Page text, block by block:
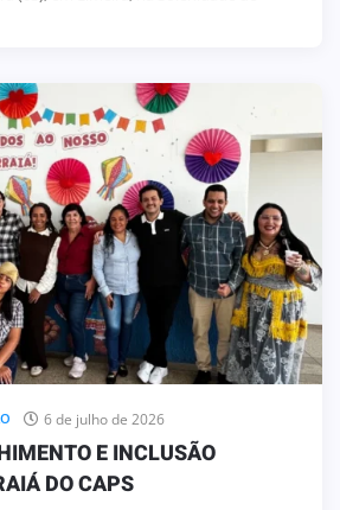
6 de julho de 2026
E INCLUSÃO
DO CAPS